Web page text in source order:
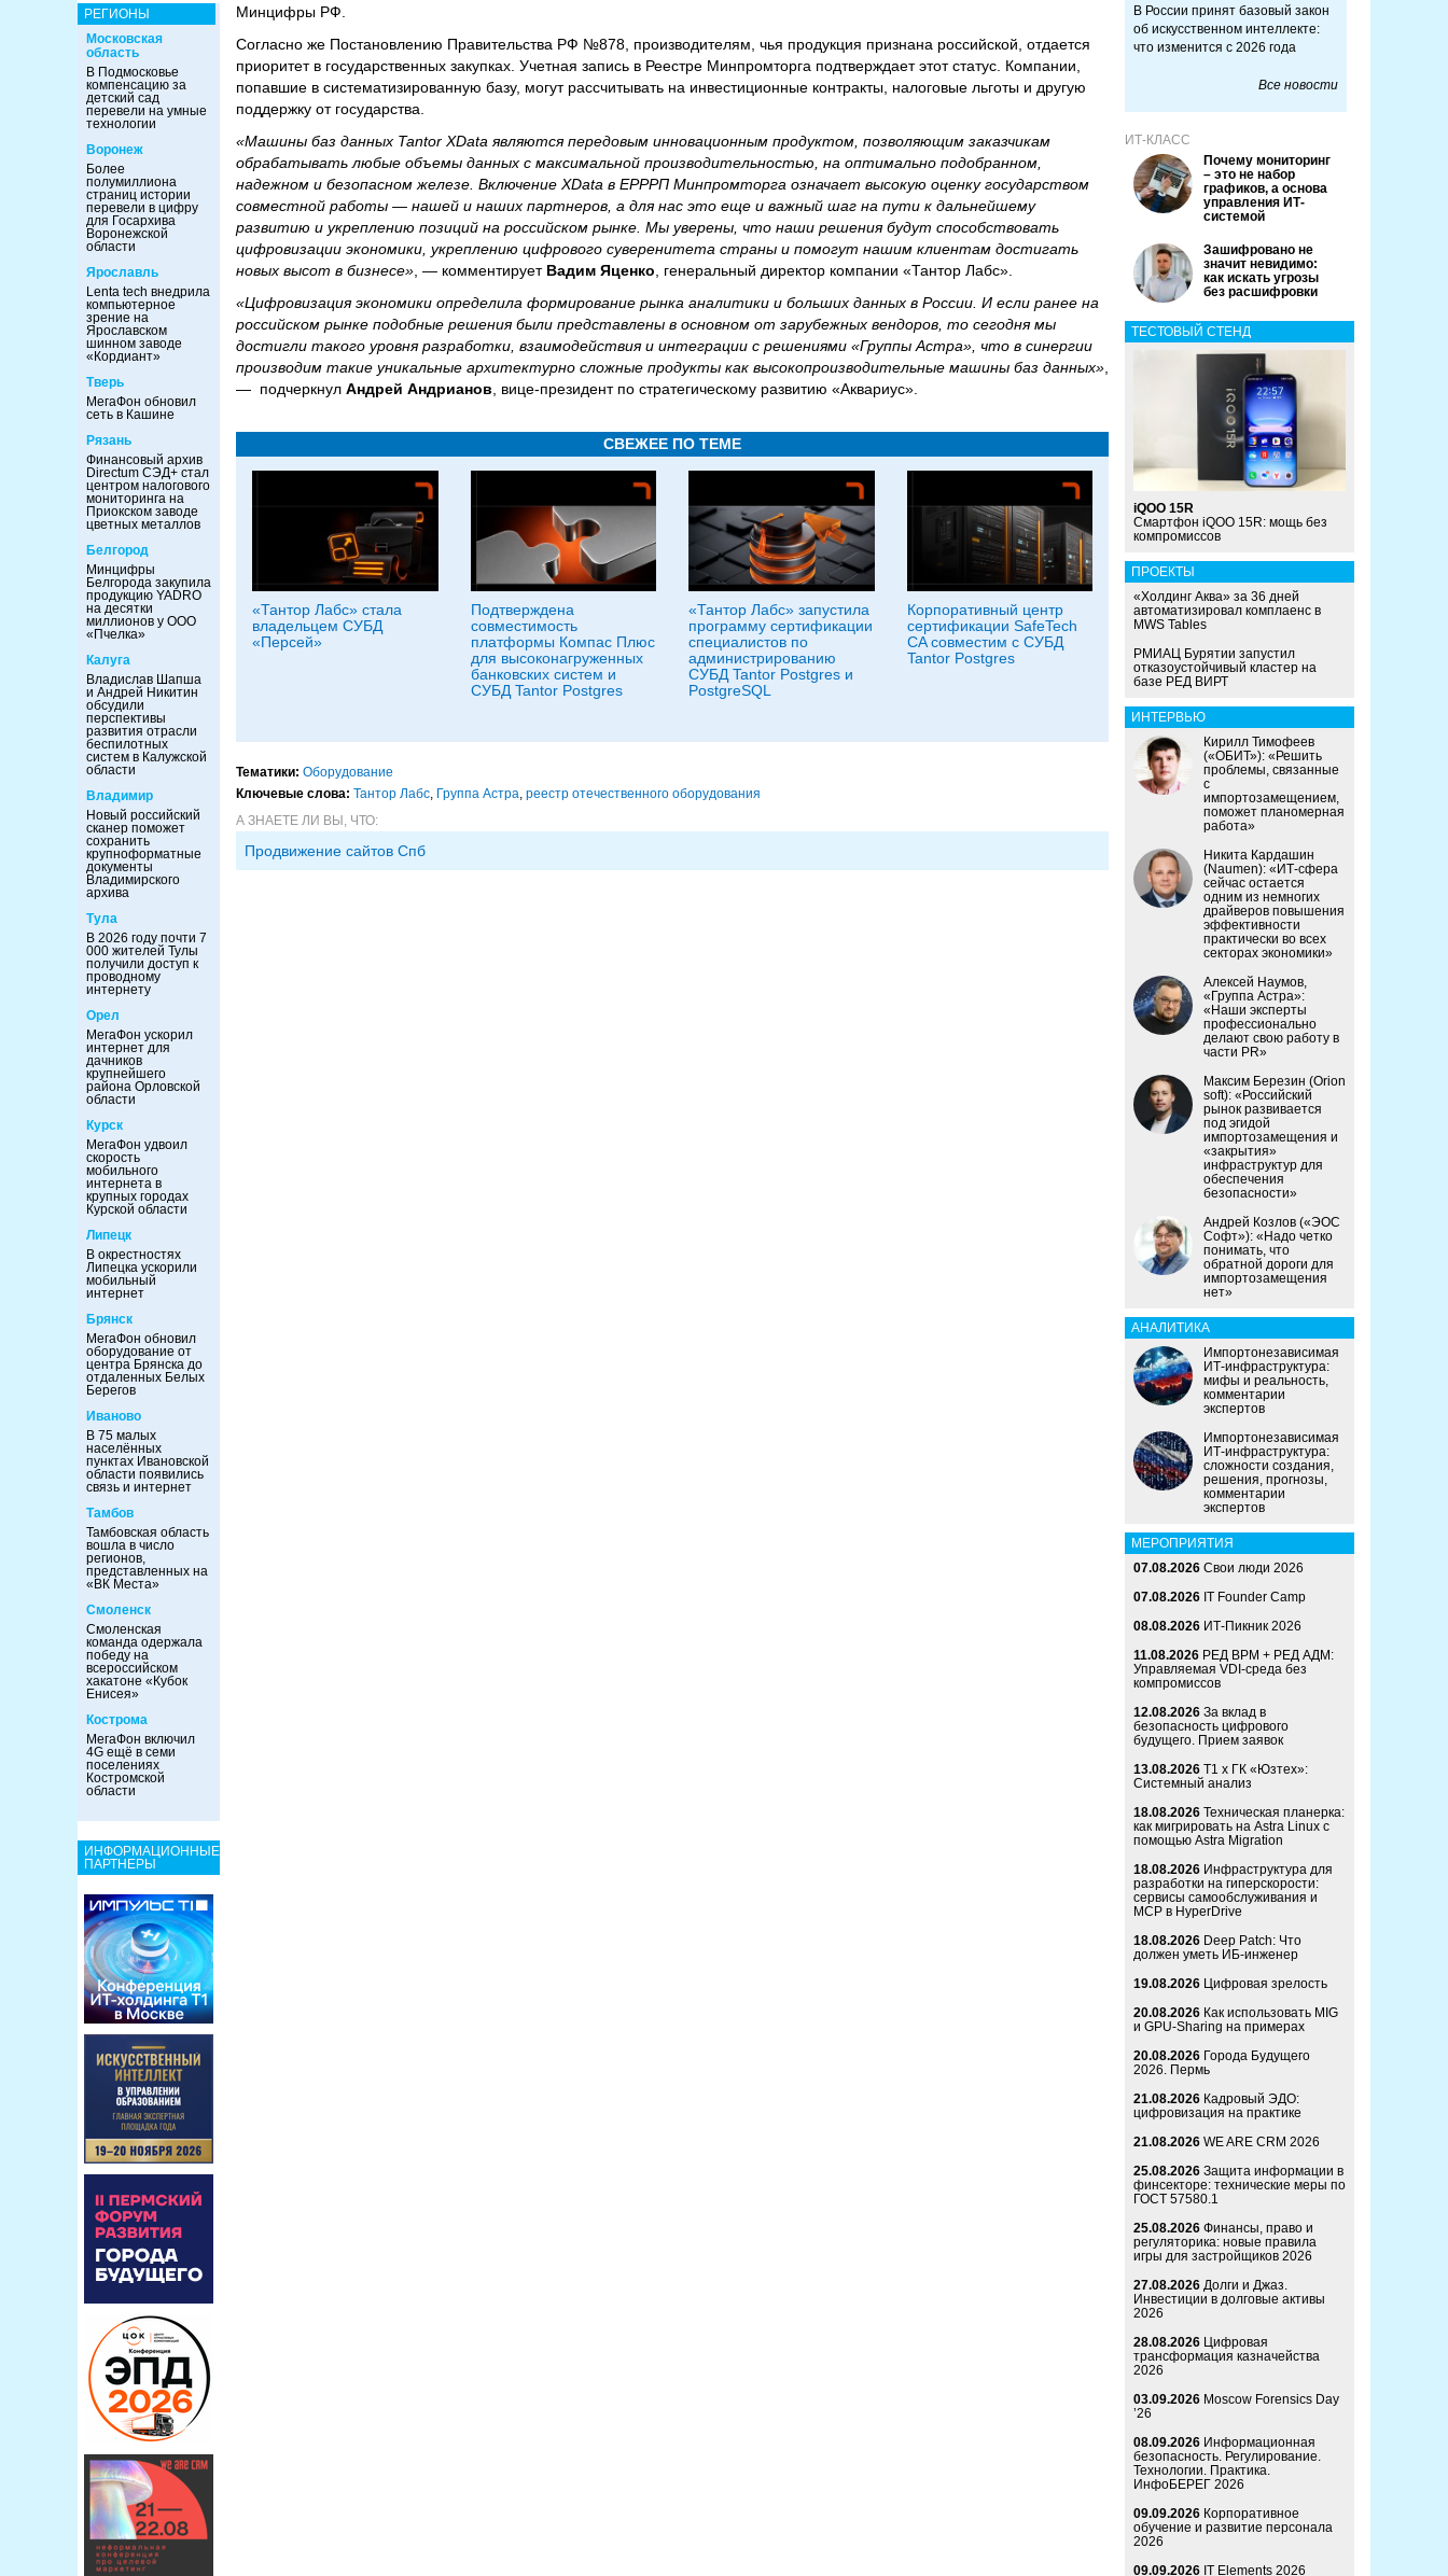
РЕГИОНЫ
Московская
область
В Подмосковье
компенсацию за
детский сад
перевели на умные
технологии
Воронеж
Более
полумиллиона
страниц истории
перевели в цифру
для Госархива
Воронежской
области
Ярославль
Lenta tech внедрила
компьютерное
зрение на
Ярославском
шинном заводе
«Кордиант»
Тверь
МегаФон обновил
сеть в Кашине
Рязань
Финансовый архив
Directum СЭД+ стал
центром налогового
мониторинга на
Приокском заводе
цветных металлов
Белгород
Минцифры
Белгорода закупила
продукцию YADRO
на десятки
миллионов у ООО
«Пчелка»
Калуга
Владислав Шапша
и Андрей Никитин
обсудили
перспективы
развития отрасли
беспилотных
систем в Калужской
области
Владимир
Новый российский
сканер поможет
сохранить
крупноформатные
документы
Владимирского
архива
Тула
В 2026 году почти 7
000 жителей Тулы
получили доступ к
проводному
интернету
Орел
МегаФон ускорил
интернет для
дачников
крупнейшего
района Орловской
области
Курск
МегаФон удвоил
скорость
мобильного
интернета в
крупных городах
Курской области
Липецк
В окрестностях
Липецка ускорили
мобильный
интернет
Брянск
МегаФон обновил
оборудование от
центра Брянска до
отдаленных Белых
Берегов
Иваново
В 75 малых
населённых
пунктах Ивановской
области появились
связь и интернет
Тамбов
Тамбовская область
вошла в число
регионов,
представленных на
«ВК Места»
Смоленск
Смоленская
команда одержала
победу на
всероссийском
хакатоне «Кубок
Енисея»
Кострома
МегаФон включил
4G ещё в семи
поселениях
Костромской
области
ИНФОРМАЦИОННЫЕ
ПАРТНЕРЫ
Минцифры РФ.
Согласно же Постановлению Правительства РФ №878, производителям, чья продукция признана российской, отдается
приоритет в государственных закупках. Учетная запись в Реестре Минпромторга подтверждает этот статус. Компании,
попавшие в систематизированную базу, могут рассчитывать на инвестиционные контракты, налоговые льготы и другую
поддержку от государства.
«Машины баз данных Tantor XData являются передовым инновационным продуктом, позволяющим заказчикам
обрабатывать любые объемы данных с максимальной производительностью, на оптимально подобранном,
надежном и безопасном железе. Включение XData в ЕРРРП Минпромторга означает высокую оценку государством
совместной работы — нашей и наших партнеров, а для нас это еще и важный шаг на пути к дальнейшему
развитию и укреплению позиций на российском рынке. Мы уверены, что наши решения будут способствовать
цифровизации экономики, укреплению цифрового суверенитета страны и помогут нашим клиентам достигать
новых высот в бизнесе» , — комментирует Вадим Яценко , генеральный директор компании «Тантор Лабс».
«Цифровизация экономики определила формирование рынка аналитики и больших данных в России. И если ранее на
российском рынке подобные решения были представлены в основном от зарубежных вендоров, то сегодня мы
достигли такого уровня разработки, взаимодействия и интеграции с решениями «Группы Астра», что в синергии
производим такие уникальные архитектурно сложные продукты как высокопроизводительные машины баз данных»
— подчеркнул Андрей Андрианов , вице-президент по стратегическому развитию «Аквариус».
СВЕЖЕЕ ПО ТЕМЕ
«Тантор Лабс» стала
владельцем СУБД
«Персей»
Подтверждена
совместимость
платформы Компас Плюс
для высоконагруженных
банковских систем и
СУБД Tantor Postgres
«Тантор Лабс» запустила
программу сертификации
специалистов по
администрированию
СУБД Tantor Postgres и
PostgreSQL
Корпоративный центр
сертификации SafeTech
CA совместим с СУБД
Tantor Postgres
Тематики: Оборудование
Ключевые слова: Тантор Лабс, Группа Астра, реестр отечественного оборудования
А ЗНАЕТЕ ЛИ ВЫ, ЧТО:
Продвижение сайтов Спб
В России принят базовый закон
об искусственном интеллекте:
что изменится с 2026 года
Все новости
ИТ-КЛАСС
Почему мониторинг
– это не набор
графиков, а основа
управления ИТ-
системой
Зашифровано не
значит невидимо:
как искать угрозы
без расшифровки
ТЕСТОВЫЙ СТЕНД
iQOO 15R
Смартфон iQOO 15R: мощь без
компромиссов
ПРОЕКТЫ
«Холдинг Аква» за 36 дней
автоматизировал комплаенс в
MWS Tables
РМИАЦ Бурятии запустил
отказоустойчивый кластер на
базе РЕД ВИРТ
ИНТЕРВЬЮ
Кирилл Тимофеев
(«ОБИТ»): «Решить
проблемы, связанные
с
импортозамещением,
поможет планомерная
работа»
Никита Кардашин
(Naumen): «ИТ-сфера
сейчас остается
одним из немногих
драйверов повышения
эффективности
практически во всех
секторах экономики»
Алексей Наумов,
«Группа Астра»:
«Наши эксперты
профессионально
делают свою работу в
части PR»
Максим Березин (Orion
soft): «Российский
рынок развивается
под эгидой
импортозамещения и
«закрытия»
инфраструктур для
обеспечения
безопасности»
Андрей Козлов («ЭОС
Софт»): «Надо четко
понимать, что
обратной дороги для
импортозамещения
нет»
АНАЛИТИКА
Импортонезависимая
ИТ-инфраструктура:
мифы и реальность,
комментарии
экспертов
Импортонезависимая
ИТ-инфраструктура:
сложности создания,
решения, прогнозы,
комментарии
экспертов
МЕРОПРИЯТИЯ
07.08.2026 Свои люди 2026
07.08.2026 IT Founder Camp
08.08.2026 ИТ-Пикник 2026
11.08.2026 РЕД ВРМ + РЕД АДМ:
Управляемая VDI-среда без
компромиссов
12.08.2026 За вклад в
безопасность цифрового
будущего. Прием заявок
13.08.2026 Т1 x ГК «Юзтех»:
Системный анализ
18.08.2026 Техническая планерка:
как мигрировать на Astra Linux с
помощью Astra Migration
18.08.2026 Инфраструктура для
разработки на гиперскорости:
сервисы самообслуживания и
MCP в HyperDrive
18.08.2026 Deep Patch: Что
должен уметь ИБ-инженер
19.08.2026 Цифровая зрелость
20.08.2026 Как использовать MIG
и GPU-Sharing на примерах
20.08.2026 Города Будущего
2026. Пермь
21.08.2026 Кадровый ЭДО:
цифровизация на практике
21.08.2026 WE ARE CRM 2026
25.08.2026 Защита информации в
финсекторе: технические меры по
ГОСТ 57580.1
25.08.2026 Финансы, право и
регуляторика: новые правила
игры для застройщиков 2026
27.08.2026 Долги и Джаз.
Инвестиции в долговые активы
2026
28.08.2026 Цифровая
трансформация казначейства
2026
03.09.2026 Moscow Forensics Day
’26
08.09.2026 Информационная
безопасность. Регулирование.
Технологии. Практика.
ИнфоБЕРЕГ 2026
09.09.2026 Корпоративное
обучение и развитие персонала
2026
09.09.2026 IT Elements 2026